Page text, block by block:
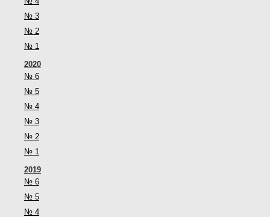
№ 3
№ 2
№ 1
2020
№ 6
№ 5
№ 4
№ 3
№ 2
№ 1
2019
№ 6
№ 5
№ 4